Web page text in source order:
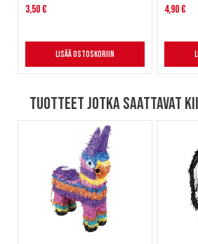
3,50 €
Lisää ostoskoriin
4,90 €
Tuotteet jotka saattavat